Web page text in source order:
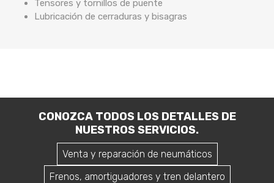
Tensores y tornillos de puente
Lubricación de cerraduras y bisagras
CONOZCA TODOS LOS DETALLES DE
NUESTROS SERVICIOS.
Venta y reparación de neumáticos
Frenos, amortiguadores y tren delantero